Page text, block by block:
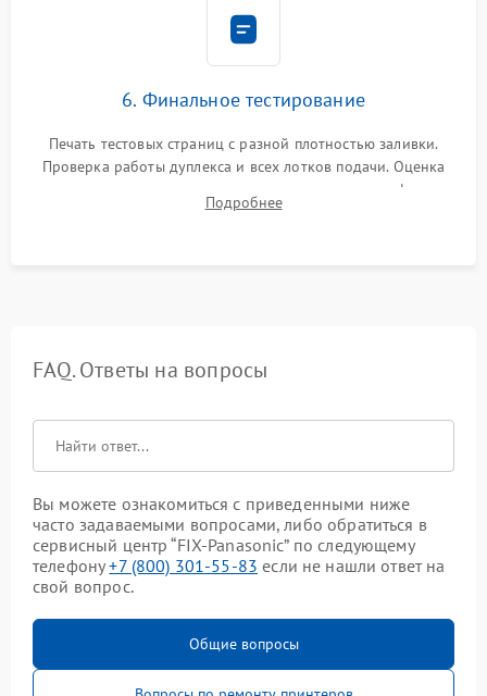
6. Финальное тестирование
Печать тестовых страниц с разной плотностью заливки.
Проверка работы дуплекса и всех лотков подачи. Оценка
качества запекания тонера и полное отсутствие дефектов
изображения перед выдачей готового устройства.
Подробнее
FAQ. Ответы на вопросы
Вы можете ознакомиться с приведенными ниже
часто задаваемыми вопросами, либо обратиться в
сервисный центр “FIX-Panasonic” по следующему
телефону+7 (800) 301-55-83 если не нашли ответ на
свой вопрос.
Общие вопросы